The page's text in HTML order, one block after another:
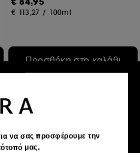
€ 113,27 / 100ml
Προσθήκη στο καλάθι
να σας προσφέρουμε την
μας.